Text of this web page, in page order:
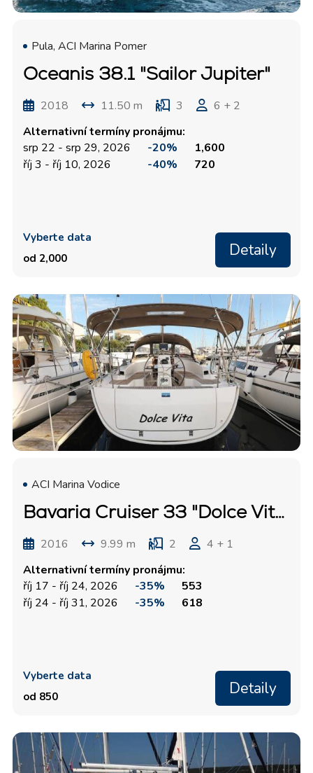
Pula, ACI Marina Pomer
Oceanis 38.1 "Sailor Jupiter"
2018 11.50 m 3
6 + 2
Alternativní termíny pronájmu:
srp 22 - srp 29, 2026
-20%
1,600
říj 3 - říj 10, 2026
-40% 720
Vyberte data
od 2,000
Detaily
ACI Marina Vodice
Bavaria Cruiser 33 "Dolce Vita"
2016 9.99 m 2
4 + 1
Alternativní termíny pronájmu:
říj 17 - říj 24, 2026
-35%
553
říj 24 - říj 31, 2026
-35% 618
Vyberte data
od 850
Detaily